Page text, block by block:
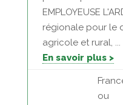
EMPLOYEUSE
régionale pour le
agricole et rural, ...
En savoir plus >
ou